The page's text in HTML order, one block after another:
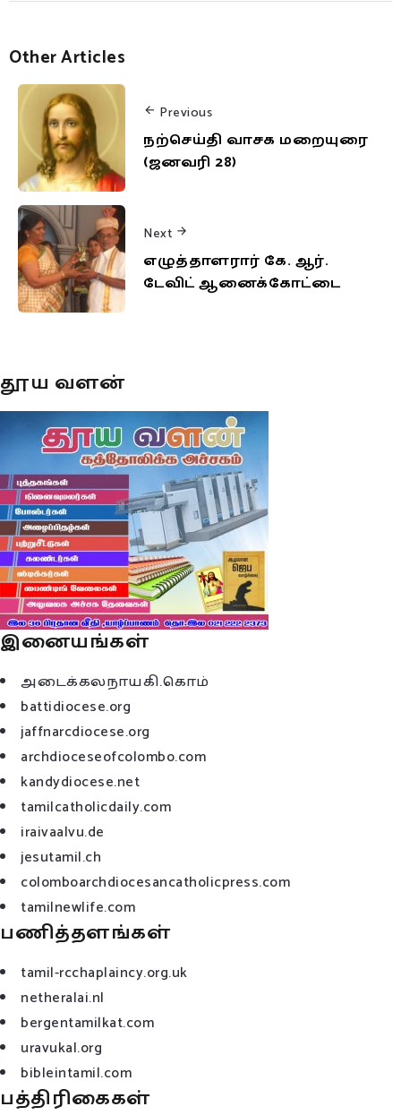
Other Articles
Previous
நற்செய்தி வாசக மறையுரை
(ஜனவரி 28)
Next
எழுத்தாளரார் கே. ஆர்.
டேவிட் ஆனைக்கோட்டை
தூய வளன்
இனையங்கள்
அடைக்கலநாயகி.கொம்
battidiocese.org
jaffnarcdiocese.org
archdioceseofcolombo.com
kandydiocese.net
tamilcatholicdaily.com
iraivaalvu.de
jesutamil.ch
colomboarchdiocesancatholicpress.com
tamilnewlife.com
பணித்தளங்கள்
tamil-rcchaplaincy.org.uk
netheralai.nl
bergentamilkat.com
uravukal.org
bibleintamil.com
பத்திரிகைகள்